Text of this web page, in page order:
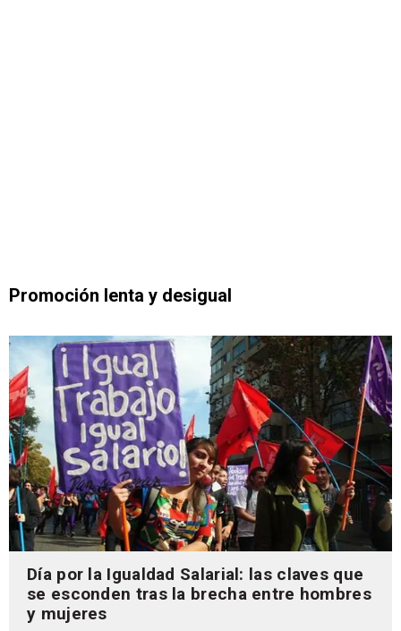
Promoción lenta y desigual
Día por la Igualdad Salarial: las claves que
se esconden tras la brecha entre hombres
y mujeres